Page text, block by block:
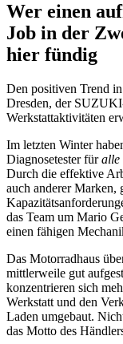
Wer einen
Job in der
hier fündig
Den positiven Trend
Dresden, der
Werkstattaktivitäten
Im letzten Winter
Diagnosetester füralle
Durch die effektive
auch anderer Marken,
das Team um Mario
einen fähigen
Das Motorradhaus
mittlerweile gut
konzentrieren sich
Werkstatt und den
Laden umgebaut.
das Motto des